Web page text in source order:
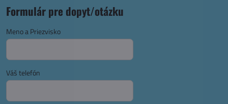
Formulár pre dopyt/otázku
Meno a Priezvisko
Váš telefón